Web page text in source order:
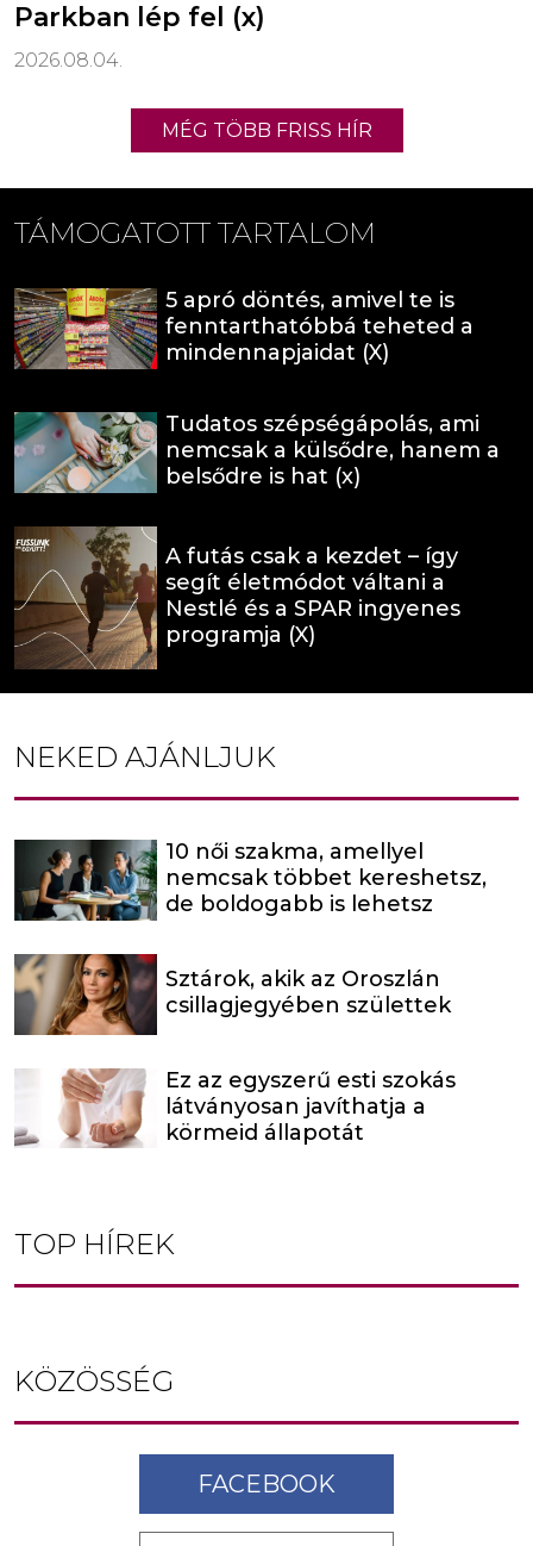
Parkban lép fel (x)
2026.08.04.
MÉG TÖBB FRISS HÍR
TÁMOGATOTT TARTALOM
5 apró döntés, amivel te is
fenntarthatóbbá teheted a
mindennapjaidat (X)
Tudatos szépségápolás, ami
nemcsak a külsődre, hanem a
belsődre is hat (x)
A futás csak a kezdet – így
segít életmódot váltani a
Nestlé és a SPAR ingyenes
programja (X)
NEKED AJÁNLJUK
10 női szakma, amellyel
nemcsak többet kereshetsz,
de boldogabb is lehetsz
Sztárok, akik az Oroszlán
csillagjegyében születtek
Ez az egyszerű esti szokás
látványosan javíthatja a
körmeid állapotát
TOP HÍREK
KÖZÖSSÉG
FACEBOOK